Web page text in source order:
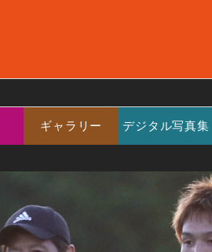
ギャラリー デジタル写真集